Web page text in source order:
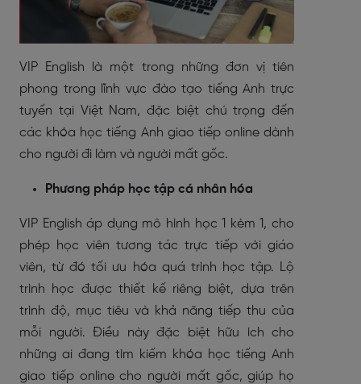
VIP English là một trong những đơn vị tiên
phong trong lĩnh vực đào tạo tiếng Anh trực
tuyến tại Việt Nam, đặc biệt chú trọng đến
các khóa học tiếng Anh giao tiếp online dành
cho người đi làm và người mất gốc.
Phương pháp học tập cá nhân hóa
VIP English áp dụng mô hình học 1 kèm 1, cho
phép học viên tương tác trực tiếp với giáo
viên, từ đó tối ưu hóa quá trình học tập. Lộ
trình học được thiết kế riêng biệt, dựa trên
trình độ, mục tiêu và khả năng tiếp thu của
mỗi người. Điều này đặc biệt hữu ích cho
những ai đang tìm kiếm khóa học tiếng Anh
giao tiếp online cho người mất gốc, giúp họ